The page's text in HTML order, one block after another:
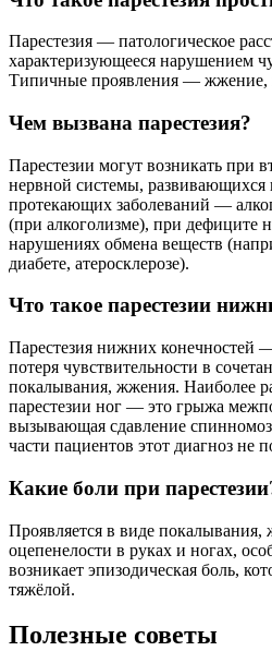
Парестезия — патологическое
характеризующееся нарушением
Типичные проявления — жжение,
Чем вызвана парестезия?
Парестезии могут возникать при
нервной системы, развивающихся
протекающих заболеваний —
(при алкоголизме), при дефиците
нарушениях обмена веществ
диабете, атеросклерозе).
Что такое парестезии
Парестезия нижних конечностей
потеря чувствительности в
покалывания, жжения. Наиболее
парестезии ног — это грыжа
вызывающая сдавление
части пациентов этот диагноз не
Какие боли при
Проявляется в виде
оцепенелости в руках и ногах,
возникает эпизодическая боль,
тяжёлой.
Полезные советы